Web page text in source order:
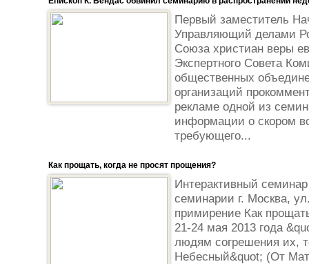
Первый заместитель
Управляющий делами
Союза христиан веры
Экспертного Совета
общественных
организаций
рекламе одной из
информации о скором
требующего...
Как прощать, когда не просят прощения?
Интерактивный
семинарии г. Москва,
примирение Как
21-24 мая 2013 года
людям согрешения их,
Небесный&quot; (От